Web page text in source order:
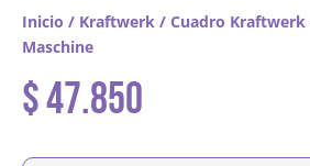
Inicio / Kraftwerk / Cuadro Kraftwerk
Maschine
$47.850